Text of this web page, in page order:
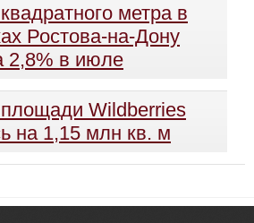
метра в
Ростова-на-Дону
2,8% в июле
Wildberries
на 1,15 млн кв. м